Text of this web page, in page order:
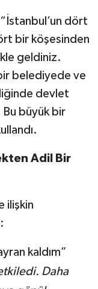
dört
bir köşesinden
geldiniz.
belediyede ve
devlet
Bu büyük bir
Adil Bir
ilişkin
kaldım”
Daha